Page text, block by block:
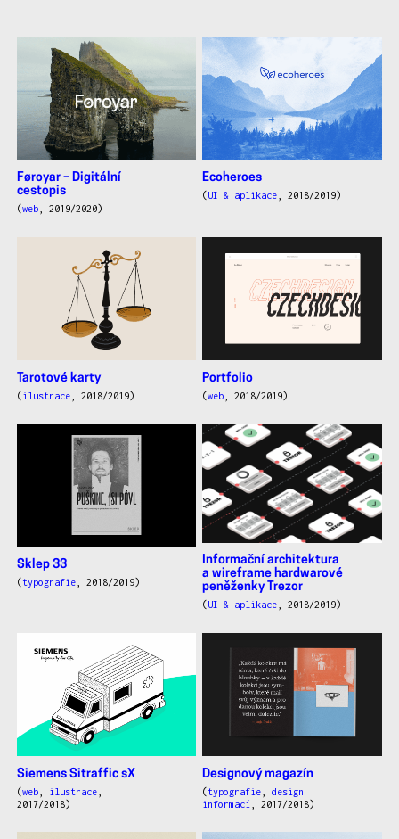
další
práce
Føroyar – Digitální
cestopis
(web, 2019/2020)
Ecoheroes
(UI & aplikace , 2018/2019)
Tarotové karty
(ilustrace, 2018/2019)
Portfolio
(web , 2018/2019)
Sklep 33
(typografie, 2018/2019)
Informační architektura
a wireframe hardwarové
peněženky Trezor
( UI & aplikace, 2018/2019)
Siemens Sitraffic sX
(web, ilustrace,
2017/2018)
Designový magazín
(typografie ,design
informací
, 2017/2018)